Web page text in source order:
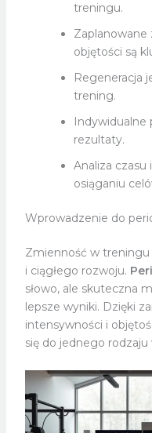
treningu.
Zaplanowane
objętości są
Regeneracja
trening.
Indywidualne
rezultaty.
Analiza czasu
osiąganiu
Wprowadzenie do
Zmienność w
i ciągłego rozwoju.
słowo, ale skuteczna
lepsze wyniki. Dzięki
intensywności i
się do jednego rodzaju